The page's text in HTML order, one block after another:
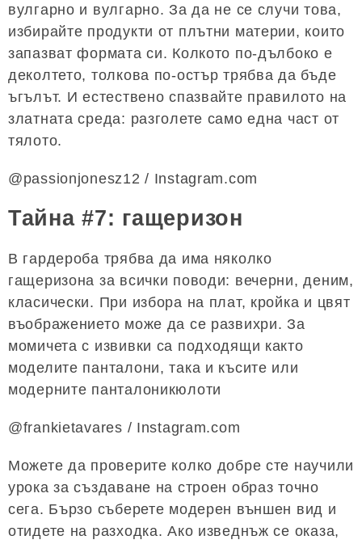
вулгарно и вулгарно. За да не се случи това,
избирайте продукти от плътни материи, които
запазват формата си. Колкото по-дълбоко е
деколтето, толкова по-остър трябва да бъде
ъгълът. И естествено спазвайте правилото на
златната среда: разголете само една част от
тялото.
@passionjonesz12 / Instagram.com
Тайна #7: гащеризон
В гардероба трябва да има няколко
гащеризона за всички поводи: вечерни, деним,
класически. При избора на плат, кройка и цвят
въображението може да се развихри. За
момичета с извивки са подходящи както
моделите панталони, така и късите или
модерните панталоникюлоти
@frankietavares / Instagram.com
Можете да проверите колко добре сте научили
урока за създаване на строен образ точно
сега. Бързо съберете модерен външен вид и
отидете на разходка. Ако изведнъж се оказа,